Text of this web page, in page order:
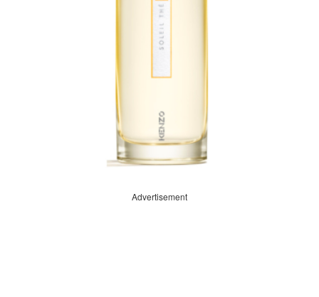
Advertisement